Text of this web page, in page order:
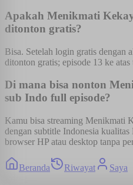
Apakah Menikmati
ditonton gratis?
Bisa. Setelah login gratis dengan
ditonton gratis; episode 13 ke
Di mana bisa nonton
sub Indo full episode?
Kamu bisa streaming Menikmati
dengan subtitle Indonesia
browser HP atau desktop tanpa
Beranda Riwayat Saya